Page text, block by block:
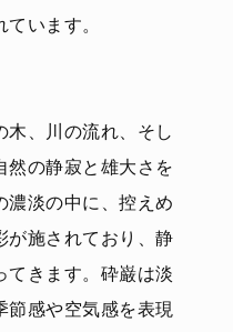
います。
木、川の流れ、そし
然の静寂と雄大さを
濃淡の中に、控えめ
が施されており、静
てきます。砕巌は淡
節感や空気感を表現